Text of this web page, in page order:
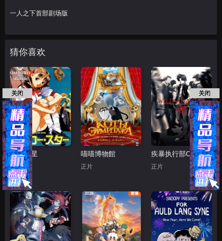
一人之下首部剧场版
猜你喜欢
黄色之星
正片
喵喵博物館
正片
疾暴执行部OVA：禅
正片
关闭 关闭